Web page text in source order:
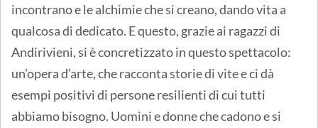
incontrano e le alchimie che si creano, dando vita a
qualcosa di dedicato. E questo, grazie ai ragazzi di
Andirivieni, si è concretizzato in questo spettacolo:
un’opera d’arte, che racconta storie di vite e ci dà
esempi positivi di persone resilienti di cui tutti
abbiamo bisogno. Uomini e donne che cadono e si